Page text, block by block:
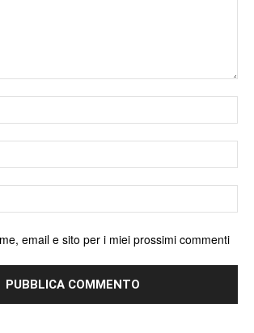
email e sito per i miei prossimi commenti